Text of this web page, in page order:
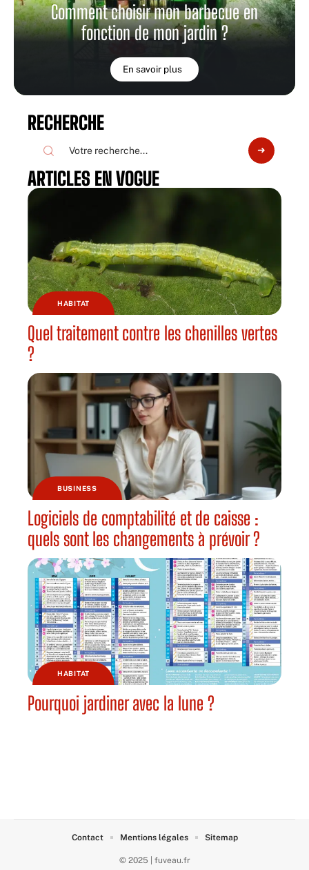
Comment choisir mon barbecue en
fonction de mon jardin ?
En savoir plus
RECHERCHE
ARTICLES EN VOGUE
HABITAT
Quel traitement contre les chenilles vertes
?
BUSINESS
Logiciels de comptabilité et de caisse :
quels sont les changements à prévoir ?
HABITAT
Pourquoi jardiner avec la lune ?
© 2025 | fuveau.fr
Contact Mentions légales Sitemap